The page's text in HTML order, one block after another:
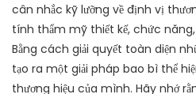
cân nhắc kỹ lưỡng về định vị
tính thẩm mỹ thiết kế, chức
Bằng cách giải quyết toàn diện
tạo ra một giải pháp bao bì thể
thương hiệu của mình. Hãy nhớ